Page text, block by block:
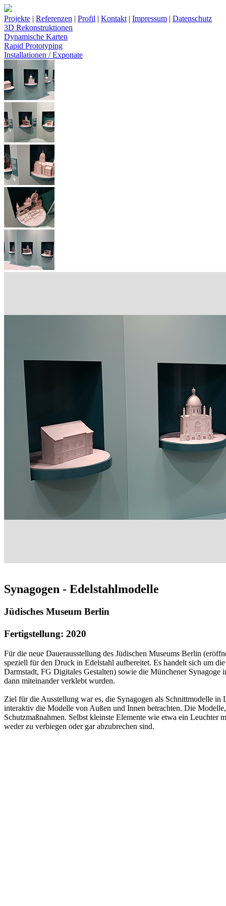
Projekte | Referenzen | Profil | Kontakt | Impressum | Datenschutz
3D Rekonstruktionen
Dynamische Karten
Rapid Prototyping
Installationen / Exponate
Synagogen - Edelstahlmodelle
Jüdisches Museum Berlin
Fertigstellung: 2020
Für die neue Dauerausstellung des Jüdischen Museums Berlin
speziell für den Druck in Edelstahl aufbereitet. Es handelt sich um
Darmstadt, FG Digitales Gestalten) sowie die Münchener
dann miteinander verklebt wurden.
Ziel für die Ausstellung war es, die Synagogen als Schnittmodelle
interaktiv die Modelle von Außen und Innen betrachten. Die
Schutzmaßnahmen. Selbst kleinste Elemente wie etwa ein Leuchter
weder zu verbiegen oder gar abzubrechen sind.